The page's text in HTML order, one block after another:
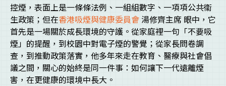
控煙，表面上是一條條法例、一組組數字、一項項公共衞
生政策；但在香港吸煙與健康委員會 湯修齊主席 眼中，它
首先是一場關於成長環境的守護。從家庭裡一句「不要吸
煙」的提醒，到校園中對電子煙的警覺；從家長問卷調
查，到推動政策落實，他多年來走在教育、醫療與社會倡
議之間，關心的始終是同一件事：如何讓下一代遠離煙
害，在更健康的環境中長大。